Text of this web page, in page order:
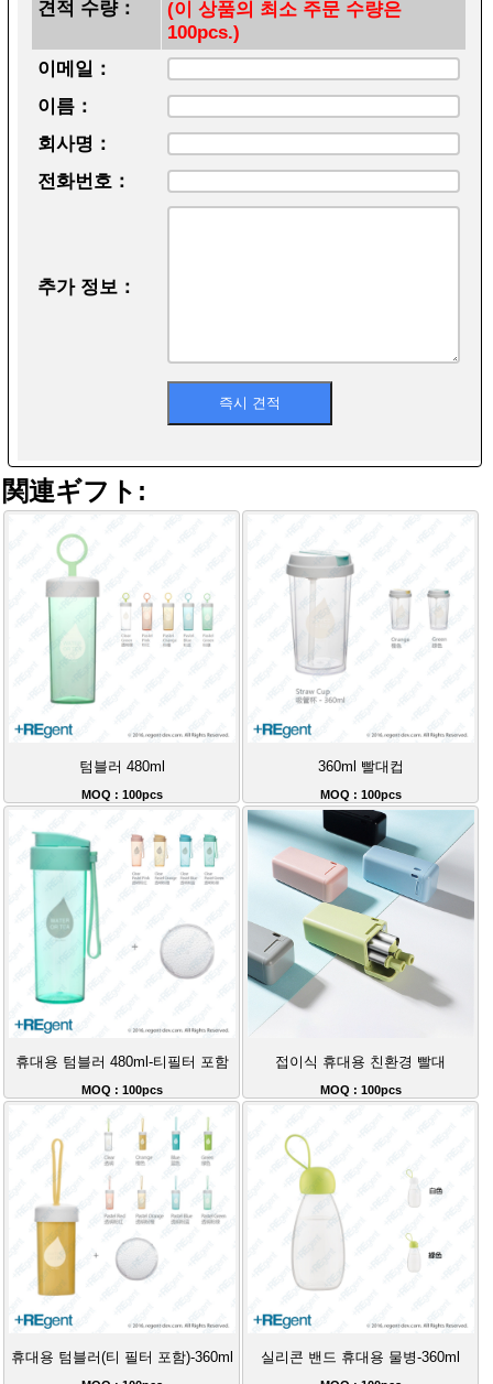
견적 수량：
(이 상품의 최소 주문 수량은
100pcs.)
이메일：
이름：
회사명：
전화번호：
추가 정보：
関連ギフト:
텀블러 480ml
MOQ : 100pcs
360ml 빨대컵
MOQ : 100pcs
휴대용 텀블러 480ml-티필터 포함
MOQ : 100pcs
접이식 휴대용 친환경 빨대
MOQ : 100pcs
휴대용 텀블러(티 필터 포함)-360ml 실리콘 밴드 휴대용 물병-360ml